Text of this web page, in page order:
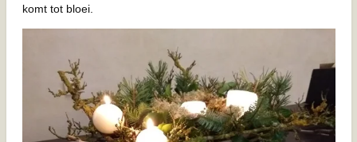
komt tot bloei.